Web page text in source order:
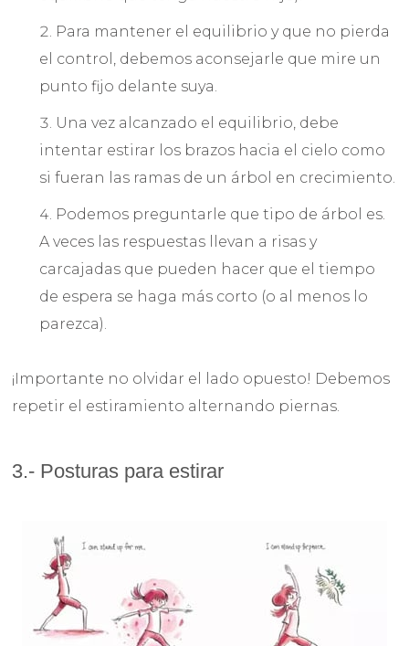
Para mantener el equilibrio y que no pierda
el control, debemos aconsejarle que mire un
punto fijo delante suya.
Una vez alcanzado el equilibrio, debe
intentar estirar los brazos hacia el cielo como
si fueran las ramas de un árbol en crecimiento.
Podemos preguntarle que tipo de árbol es.
A veces las respuestas llevan a risas y
carcajadas que pueden hacer que el tiempo
de espera se haga más corto (o al menos lo
parezca).
¡Importante no olvidar el lado opuesto! Debemos
repetir el estiramiento alternando piernas.
3.- Posturas para estirar